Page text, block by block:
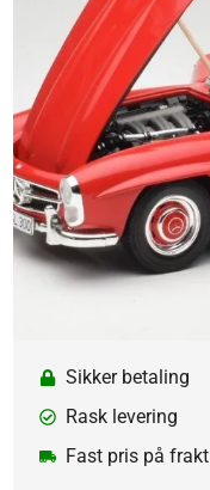
Sikker betaling
Rask levering
Fast pris på frakt